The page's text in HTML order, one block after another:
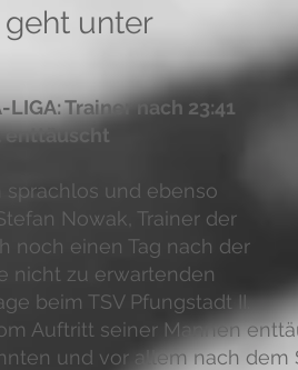
geht unter
LIGA: Trainer nach 23:41
enttäuscht
sprachlos und ebenso
Nowak, Trainer der
noch einen Tag nach der
nicht zu erwartenden
beim TSV Pfungstadt II.
Auftritt seiner Mannen
und vor allem nach